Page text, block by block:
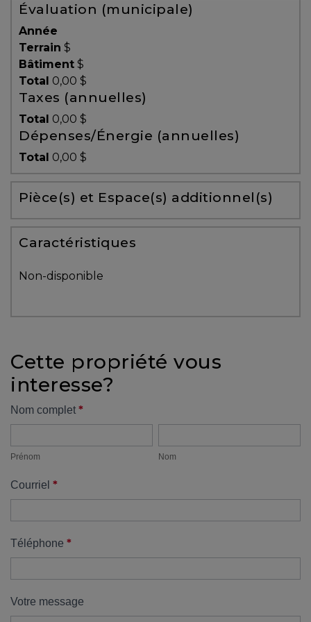
Témoignages
Blogue
ACHAT
Alerte
immobilière
Avec
un
courtier
vous
protégé!
outils
pour
financement
propriétaire
UNE
DÉCISION
!
de
démarrage
:
Évaluation (municipale)
Année
Terrain $
Bâtiment $
Total 0,00 $
Taxes (annuelles)
Total 0,00 $
Dépenses/Énergie (annuelles)
Total 0,00 $
Pièce(s) et Espace(s) additionnel(s)
Caractéristiques
Non-disponible
Cette propriété vous
interesse?
Formulaire
Nom complet *
Prénom Nom
Courriel *
Téléphone *
Votre message